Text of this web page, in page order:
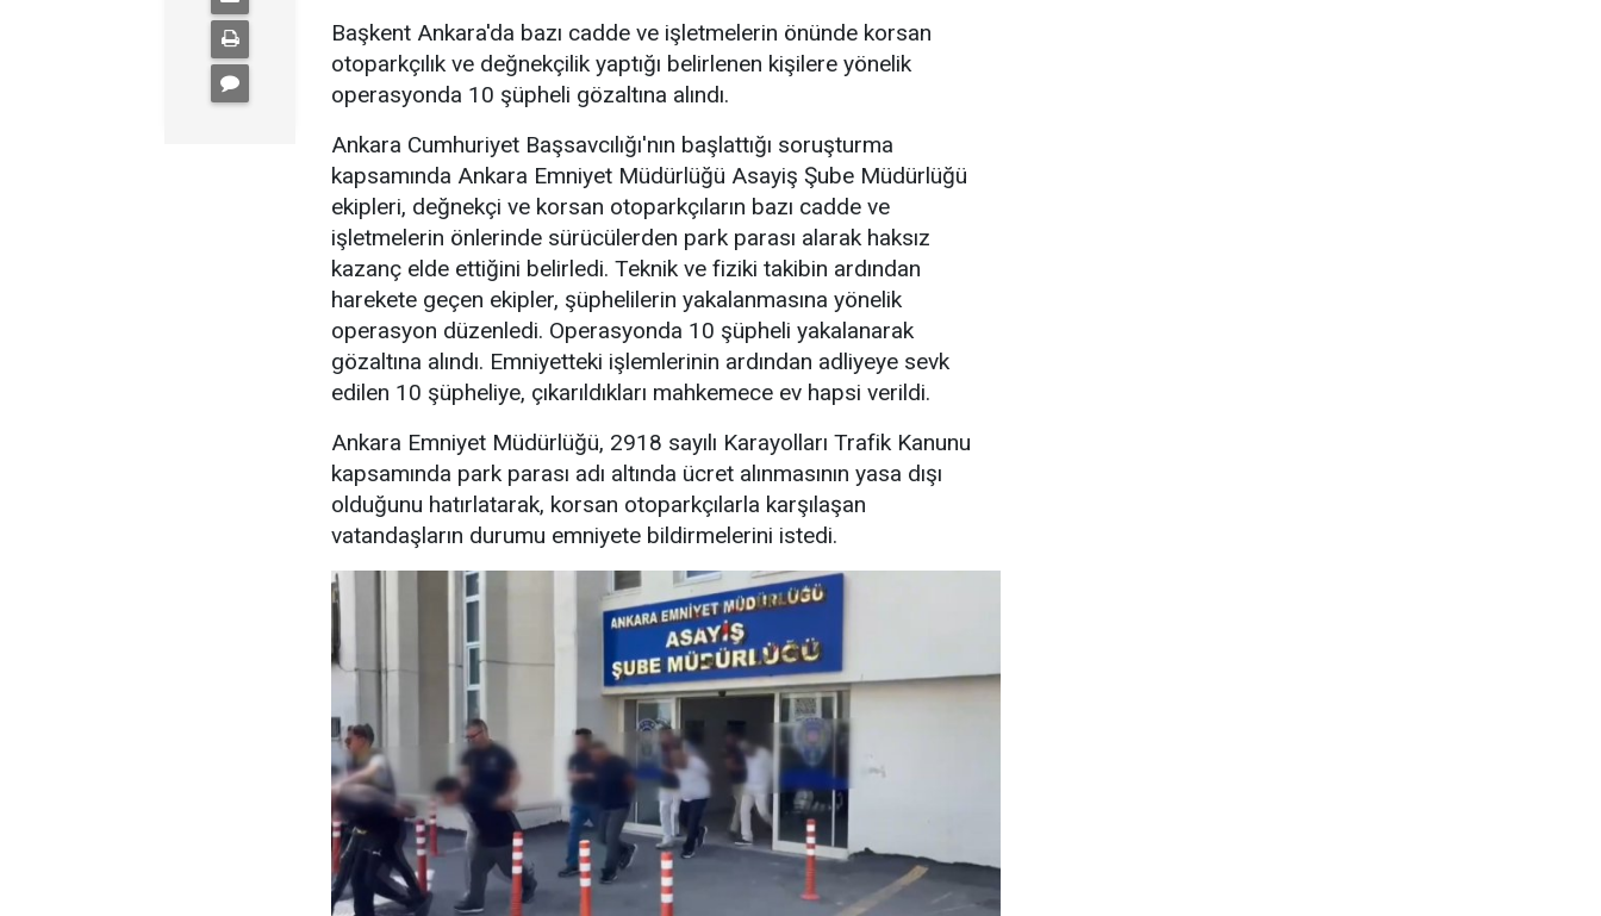
Başkent Ankara'da bazı cadde ve işletmelerin önünde korsan
otoparkçılık ve değnekçilik yaptığı belirlenen kişilere yönelik
operasyonda 10 şüpheli gözaltına alındı.
Ankara Cumhuriyet Başsavcılığı'nın başlattığı soruşturma
kapsamında Ankara Emniyet Müdürlüğü Asayiş Şube Müdürlüğü
ekipleri, değnekçi ve korsan otoparkçıların bazı cadde ve
işletmelerin önlerinde sürücülerden park parası alarak haksız
kazanç elde ettiğini belirledi. Teknik ve fiziki takibin ardından
harekete geçen ekipler, şüphelilerin yakalanmasına yönelik
operasyon düzenledi. Operasyonda 10 şüpheli yakalanarak
gözaltına alındı. Emniyetteki işlemlerinin ardından adliyeye sevk
edilen 10 şüpheliye, çıkarıldıkları mahkemece ev hapsi verildi.
Ankara Emniyet Müdürlüğü, 2918 sayılı Karayolları Trafik Kanunu
kapsamında park parası adı altında ücret alınmasının yasa dışı
olduğunu hatırlatarak, korsan otoparkçılarla karşılaşan
vatandaşların durumu emniyete bildirmelerini istedi.